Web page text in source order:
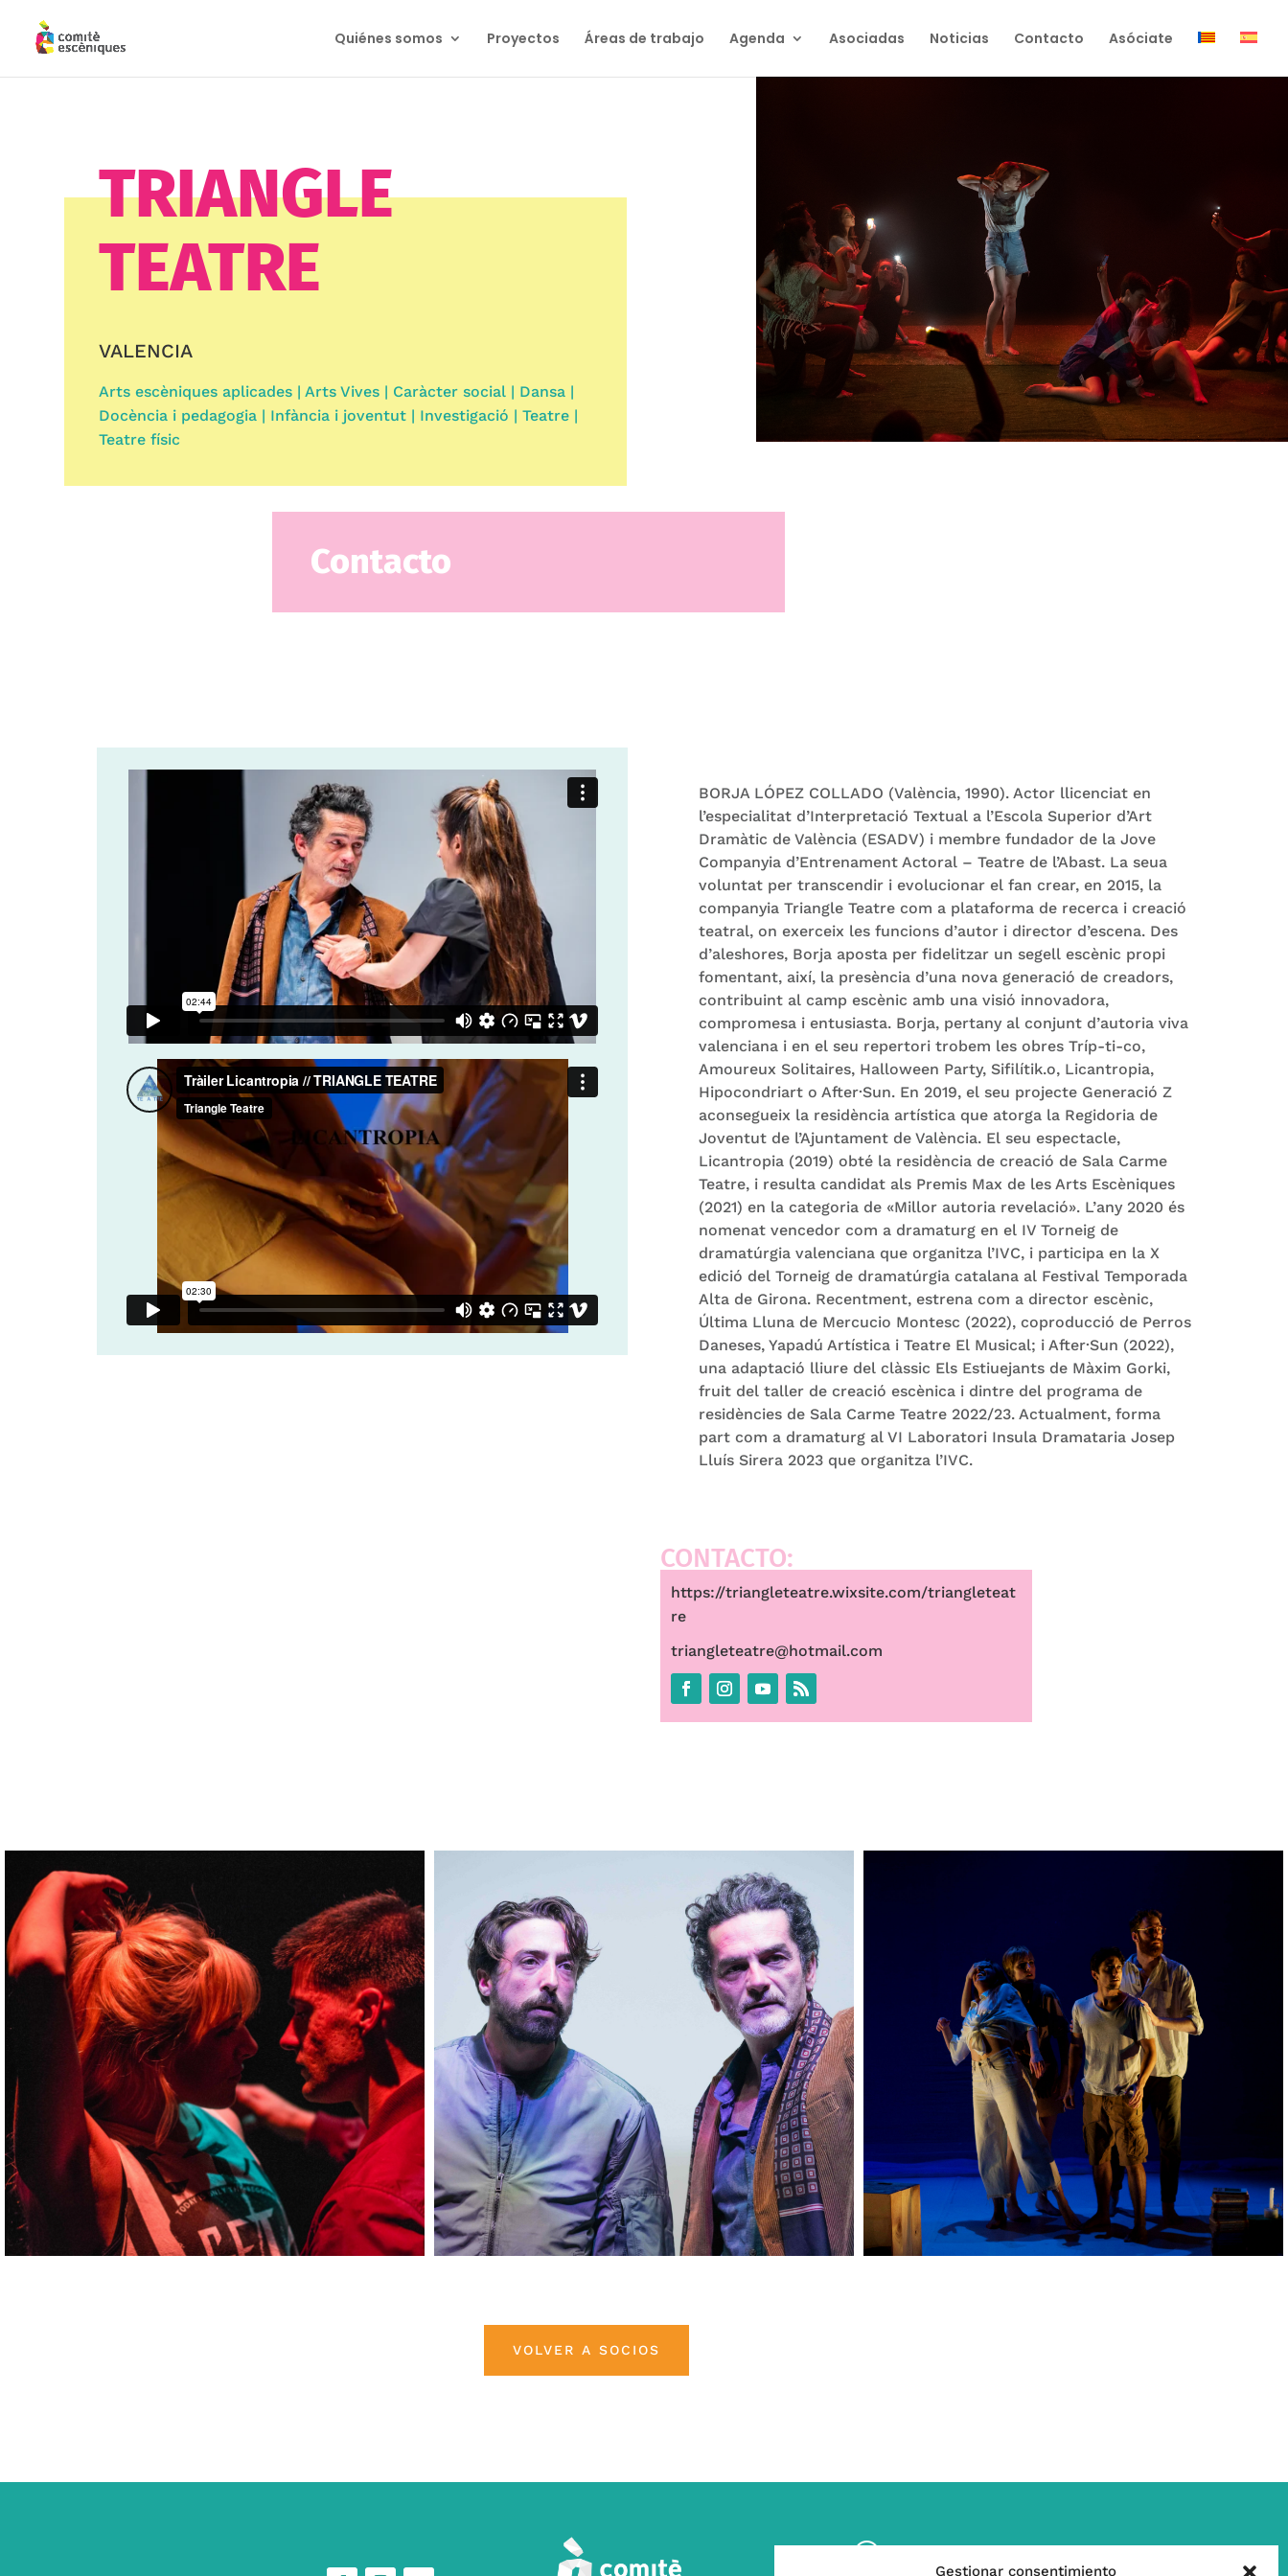
Gestionar consentimiento
Quiénes somos Proyectos Áreas de trabajo Agenda Asociadas Noticias Contacto Asóciate
TRIANGLE
TEATRE
VALENCIA
Arts escèniques aplicades | Arts Vives | Caràcter social | Dansa |
Docència i pedagogia | Infància i joventut | Investigació | Teatre |
Teatre físic
Contacto
BORJA LÓPEZ COLLADO (València, 1990). Actor llicenciat en
l’especialitat d’Interpretació Textual a l’Escola Superior d’Art
Dramàtic de València (ESADV) i membre fundador de la Jove
Companyia d’Entrenament Actoral – Teatre de l’Abast. La seua
voluntat per transcendir i evolucionar el fan crear, en 2015, la
companyia Triangle Teatre com a plataforma de recerca i creació
teatral, on exerceix les funcions d’autor i director d’escena. ​Des
d’aleshores, Borja aposta per fidelitzar un segell escènic propi
fomentant, així, la presència d’una nova generació de creadors,
contribuint al camp escènic amb una visió innovadora,
compromesa i entusiasta. Borja, pertany al conjunt d’autoria viva
valenciana i en el seu repertori trobem les obres Tríp-ti-co,
Amoureux Solitaires, Halloween Party, Sifilítik.o, Licantropia,
Hipocondriart o After·Sun. En 2019, el seu projecte Generació Z
aconsegueix la residència artística que atorga la Regidoria de
Joventut de l’Ajuntament de València. El seu espectacle,
Licantropia (2019) obté la residència de creació de Sala Carme
Teatre, i resulta candidat als Premis Max de les Arts Escèniques
(2021) en la categoria de «Millor autoria revelació». L’any 2020 és
nomenat vencedor com a dramaturg en el IV Torneig de
dramatúrgia valenciana que organitza l’IVC, i participa en la X
edició del Torneig de dramatúrgia catalana al Festival Temporada
Alta de Girona. Recentment, estrena com a director escènic,
Última Lluna de Mercucio Montesc (2022), coproducció de Perros
Daneses, Yapadú Artística i Teatre El Musical; i After·Sun (2022),
una adaptació lliure del clàssic Els Estiuejants de Màxim Gorki,
fruit del taller de creació escènica i dintre del programa de
residències de Sala Carme Teatre 2022/23. Actualment, forma
part com a dramaturg al VI Laboratori Insula Dramataria Josep
Lluís Sirera 2023 que organitza l’IVC.
CONTACTO:
https://triangleteatre.wixsite.com/triangleteat
re
triangleteatre@hotmail.com
VOLVER A SOCIOS
w Contáctanos